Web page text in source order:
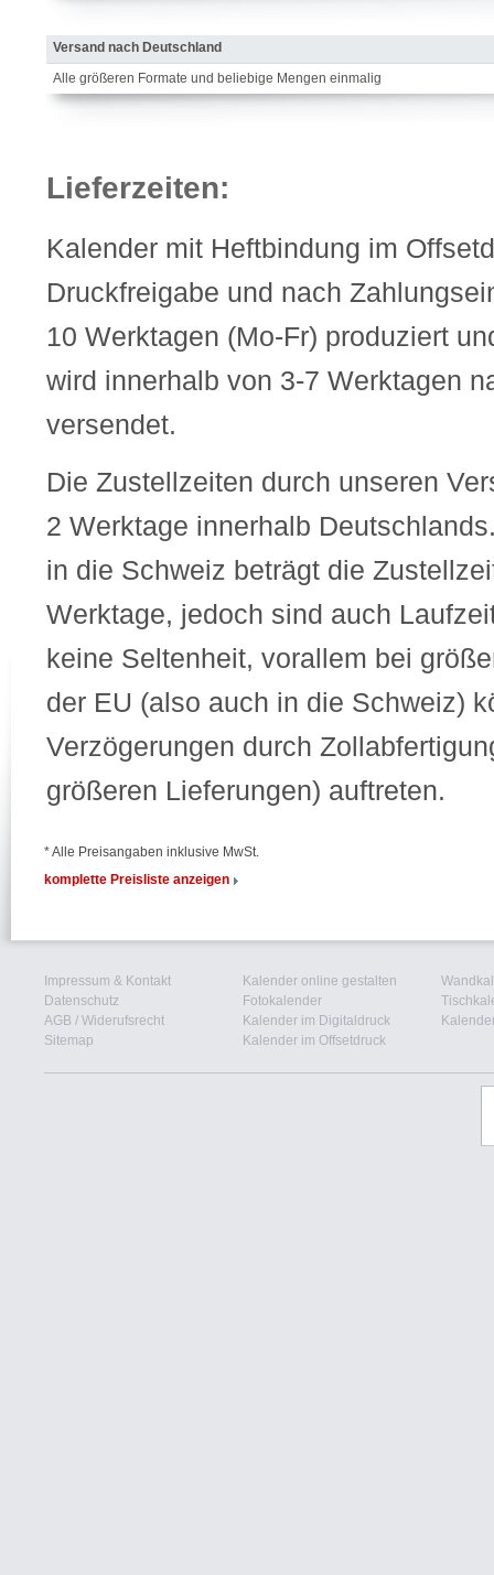
Versand nach Deutschland
Alle größeren Formate und beliebige Mengen einmalig
Lieferzeiten:
Kalender mit Heftbindung im
Druckfreigabe und nach
10 Werktagen (Mo-Fr) produziert
wird innerhalb von 3-7 Werktagen
versendet.
Die Zustellzeiten durch unseren
2 Werktage innerhalb
in die Schweiz beträgt die
Werktage, jedoch sind auch
keine Seltenheit, vorallem bei
der EU (also auch in die Schweiz)
Verzögerungen durch
größeren Lieferungen) auftreten.
* Alle Preisangaben inklusive MwSt.
komplette Preisliste anzeigen
Impressum & Kontakt
Datenschutz
AGB / Widerufsrecht
Sitemap
Kalender online gestalten
Fotokalender
Kalender im Digitaldruck
Kalender im Offsetdruck